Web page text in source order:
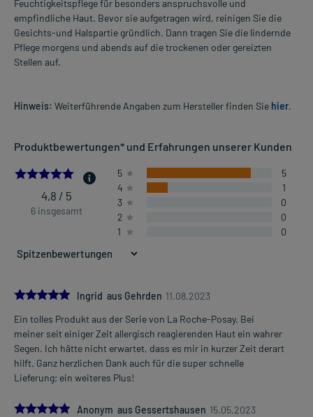
Feuchtigkeitspflege für besonders anspruchsvolle und
empfindliche Haut. Bevor sie aufgetragen wird, reinigen Sie die
Gesichts-und Halspartie gründlich. Dann tragen Sie die lindernde
Pflege morgens und abends auf die trockenen oder gereizten
Stellen auf.
Hinweis: Weiterführende Angaben zum Hersteller finden Sie hier.
Produktbewertungen* und Erfahrungen unserer Kunden
4.833333333333333
4,8 / 5
6 insgesamt
5
5
4
1
3
0
2
0
1
0
5.0
Ingrid aus Gehrden 11.08.2023
Ein tolles Produkt aus der Serie von La Roche-Posay. Bei
meiner seit einiger Zeit allergisch reagierenden Haut ein wahrer
Segen. Ich hätte nicht erwartet, dass es mir in kurzer Zeit derart
hilft. Ganz herzlichen Dank auch für die super schnelle
Lieferung; ein weiteres Plus!
5.0Anonym aus Gessertshausen 15.05.2023